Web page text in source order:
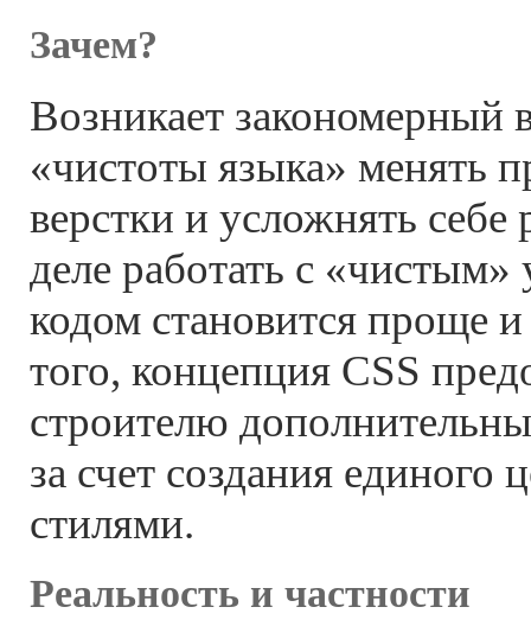
Зачем?
Возникает закономерный
«чистоты языка» менять
верстки и усложнять
деле работать с
кодом становится проще
того, концепция CSS
строителю
за счет создания единого
стилями.
Реальность и частности